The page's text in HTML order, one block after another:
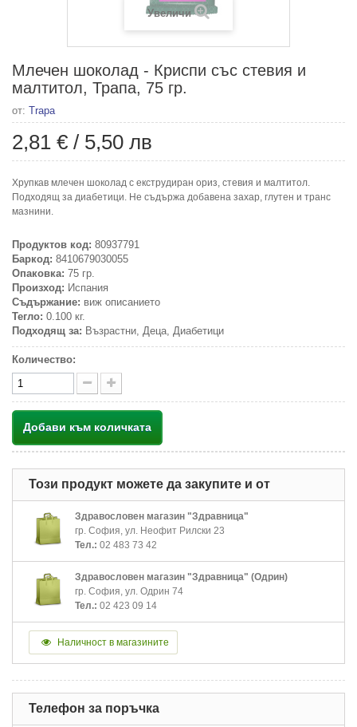
Увеличи
Млечен шоколад - Криспи със стевия и
малтитол, Трапа, 75 гр.
от: Trapa
2,81 € / 5,50 лв
Хрупкав млечен шоколад с екструдиран ориз, стевия и малтитол.
Подходящ за диабетици. Не съдържа добавена захар, глутен и транс
мазнини.
Продуктов код: 80937791
Баркод: 8410679030055
Опаковка: 75 гр.
Произход: Испания
Съдържание: виж описанието
Тегло: 0.100 кг.
Подходящ за: Възрастни, Деца, Диабетици
Количество:
Добави към количката
Този продукт можете да закупите и от
Здравословен магазин "Здравница"
гр. София, ул. Неофит Рилски 23
Тел.: 02 483 73 42
Здравословен магазин "Здравница" (Одрин)
гр. София, ул. Одрин 74
Тел.: 02 423 09 14
Наличност в магазините
Телефон за поръчка